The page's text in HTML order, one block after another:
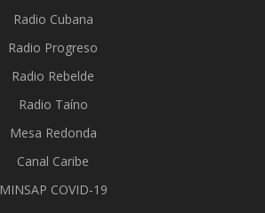
Radio Cubana
Radio Progreso
Radio Rebelde
Radio Taíno
Mesa Redonda
Canal Caribe
MINSAP COVID-19